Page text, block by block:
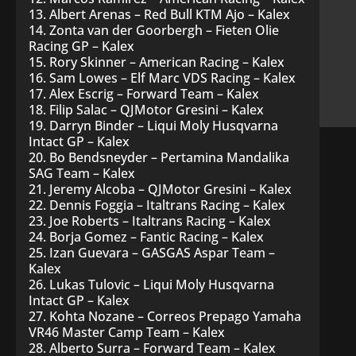
13. Albert Arenas – Red Bull KTM Ajo – Kalex
14. Zonta van der Goorbergh – Fieten Olie
Racing GP – Kalex
15. Rory Skinner – American Racing – Kalex
16. Sam Lowes – Elf Marc VDS Racing – Kalex
17. Alex Escrig – Forward Team – Kalex
18. Filip Salac – QJMotor Gresini – Kalex
19. Darryn Binder – Liqui Moly Husqvarna
Intact GP – Kalex
20. Bo Bendsneyder – Pertamina Mandalika
SAG Team – Kalex
21. Jeremy Alcoba – QJMotor Gresini – Kalex
22. Dennis Foggia – Italtrans Racing – Kalex
23. Joe Roberts – Italtrans Racing – Kalex
24. Borja Gomez – Fantic Racing – Kalex
25. Izan Guevara – GASGAS Aspar Team –
Kalex
26. Lukas Tulovic – Liqui Moly Husqvarna
Intact GP – Kalex
27. Kohta Nozane – Correos Prepago Yamaha
VR46 Master Camp Team – Kalex
28. Alberto Surra – Forward Team – Kalex